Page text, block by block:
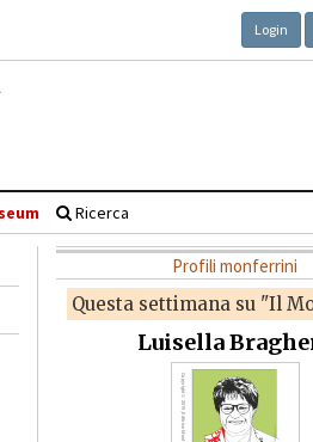
Login
Ricerca
Profili monferrini
Questa settimana su "Il
Luisella